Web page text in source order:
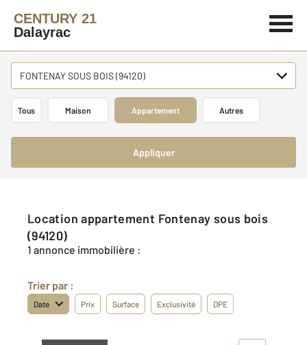
CENTURY 21
Dalayrac
FONTENAY SOUS BOIS (94120)
Tous Maison Appartement Autres
Appliquer
Location appartement Fontenay sous bois
(94120)
1 annonce immobilière :
Trier par :
Date Prix Surface Exclusivité DPE